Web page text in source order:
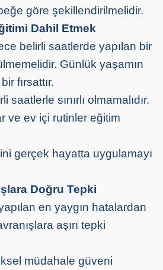
göre şekillendirilmelidir.
Dahil Etmek
belirli saatlerde yapılan bir
Günlük yaşamın
fırsattır.
saatlerle sınırlı olmamalıdır.
ve ev içi rutinler eğitim
gerçek hayatta uygulamayı
Doğru Tepki
en yaygın hatalardan
aşırı tepki
müdahale güveni